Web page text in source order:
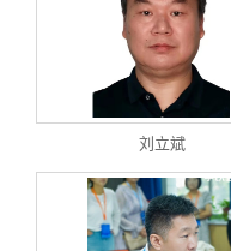
刘立斌